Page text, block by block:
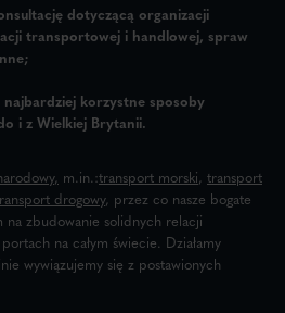
dotyczącą organizacji
transportowej i handlowej, spraw
korzystne sposoby
i z Wielkiej Brytanii.
, m.in.:transport morski, transport
drogowy, przez co nasze bogate
na zbudowanie solidnych relacji
na całym świecie. Działamy
wywiązujemy się z postawionych